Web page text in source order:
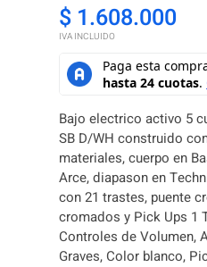
$ 1.608.000
IVA INCLUIDO
Bajo electrico activo 5
SB D/WH construido
materiales, cuerpo en
Arce, diapason en
con 21 trastes, puente
cromados y Pick Ups 1
Controles de Volumen,
Graves, Color blanco,